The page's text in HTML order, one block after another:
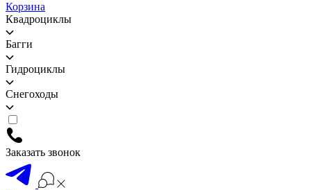
Корзина
Квадроциклы
Багги
Гидроциклы
Снегоходы
Заказать звонок